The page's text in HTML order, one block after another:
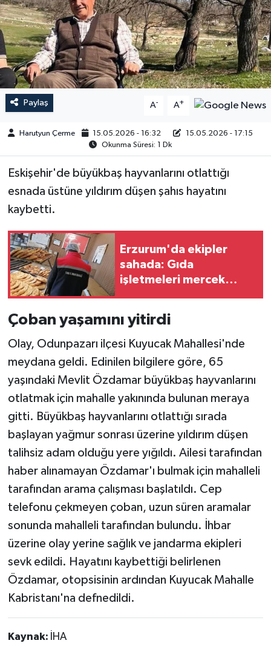
Paylaş A- A+
Harutyun Çerme 15.05.2026 - 16:32
15.05.2026 - 17:15
Okunma Süresi: 1 Dk
Eskişehir'de büyükbaş hayvanlarını otlattığı
esnada üstüne yıldırım düşen şahıs hayatını
kaybetti.
Erzurum'da ekipler
sahada: Gıda
işletmeleri mercek
Çoban yaşamını yitirdi
Olay, Odunpazarı ilçesi Kuyucak Mahallesi'nde
meydana geldi. Edinilen bilgilere göre, 65
yaşındaki Mevlit Özdamar büyükbaş hayvanlarını
otlatmak için mahalle yakınında bulunan meraya
gitti. Büyükbaş hayvanlarını otlattığı sırada
başlayan yağmur sonrası üzerine yıldırım düşen
talihsiz adam olduğu yere yığıldı. Ailesi tarafından
haber alınamayan Özdamar'ı bulmak için mahalleli
tarafından arama çalışması başlatıldı. Cep
telefonu çekmeyen çoban, uzun süren aramalar
sonunda mahalleli tarafından bulundu. İhbar
üzerine olay yerine sağlık ve jandarma ekipleri
sevk edildi. Hayatını kaybettiği belirlenen
Özdamar, otopsisinin ardından Kuyucak Mahalle
Kabristanı'na defnedildi.
Kaynak: İHA